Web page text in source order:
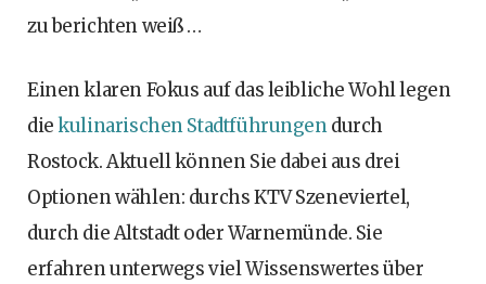
zu berichten weiß …
Einen klaren Fokus auf das leibliche Wohl legen
diekulinarischen Stadtführungendurch
Rostock. Aktuell können Sie dabei aus drei
Optionen wählen: durchs KTV Szeneviertel,
durch die Altstadt oder Warnemünde. Sie
erfahren unterwegs viel Wissenswertes über